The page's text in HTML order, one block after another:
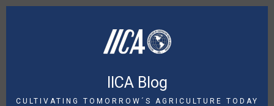
Skip
IICA Blog
CULTIVATING TOMORROW´S AGRICULTURE TODAY